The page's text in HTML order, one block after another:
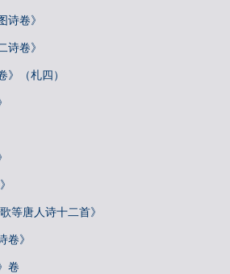
诗卷》
诗卷》
》（札四）
等唐人诗十二首》
卷》
卷